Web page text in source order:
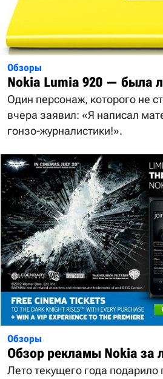
Обзоры
Nokia Lumia 920 — была
Один персонаж, которого не
вчера заявил: «Я написал
гонзо-журналистики!».
Обзоры
Обзор рекламы Nokia за
Лето текущего года подарило